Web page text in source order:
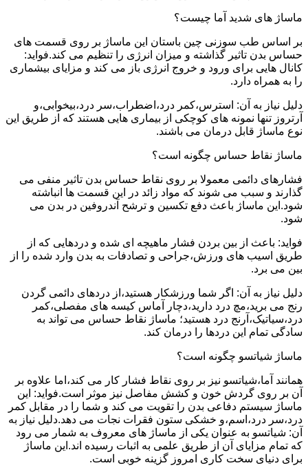
ماساژ های شدید آما چیست؟
بر اساس طب سوزنی چین باستان این ماساژ بر روی قسمت های
حساس بدن تاثیر گذاشته و میزان انرژی را تنظیم می کند.فواید:
کانال هایی برای ورود و خروج انرژی باز می کند و مزایای بیشماری
را به همراه دارد.
دلیل نیاز به آن: استرس،کمر درد،اضطراب،سر درد،بیخوابی،و
آرتروز تنها نمونه های کوچکی از بیماری هایی هستند که از طریق این
نوع ماساژ قابل درمان می باشند.
ماساژ نقاط حساس چگونه است؟
فشارهای دائمی معمولا بر روی نقاط حساس بدن تاثیر منفی می
گذارند و سبب می شوند که مواد زائد در این قسمت ها انباشته
شود.این ماساژ باعث دفع تکسین و ترشح آندروفین در بدن می
شود.
فواید: باعث از بین بردن فشار ماهیچه ای شده و دردهایی که از
طریق اسیب های ورزش،جراحی و تصادفات به بدن وارد شده را از
بین می برد.
دلیل نیاز به آن: اگر شما ورزشکار هستید،از دردهای دائمی گردن
رنج می برید،مچ درد دارید،دچار آماس کیسه های مفصلی،کمر
درد،سیاتیک،آرنج درد هستید؛ ماساژ نقاط حساس می تواند به
سادگی تمام این دردها را درمان کند.
ماساژ شیاتسو چگونه است؟
همانند آما،شیاتسو نیز بر روی نقاط فشار کار می کند،اما علاوه بر
آن بر روی گردش خون و کشش مفاصل نیز موثر است.فواید: این
ماساژ سیستم دفاعی بدن را تقویت می کند و شما را در مقابل کمر
درد،سر درد،اسم،و خشکی ستون فقرات نجات می دهد.دلیل نیاز به
آن: شیاتسو به عنوان یکی از ماساژ های معروف به شمار می رود
که تمام مزایای آن از طریق علمی به اثبات رسیده اند.این ماساژ
برای دنیای سخت کاری امروز گزینه خوبی است.